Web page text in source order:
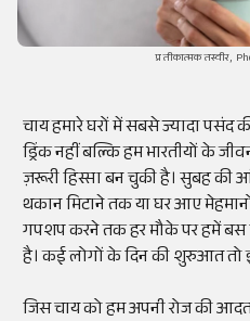
प्रतीकात्मक तस्वीर,
चाय हमारे घरों में सबसे ज्यादा पसंद
ड्रिंक नहीं बल्कि हम भारतीयों के
ज़रूरी हिस्सा बन चुकी है। सुबह
थकान मिटाने तक या घर आए
गपशप करने तक हर मौके पर हमें बस
है। कई लोगों के दिन की शुरुआत तो
जिस चाय को हम अपनी रोज की